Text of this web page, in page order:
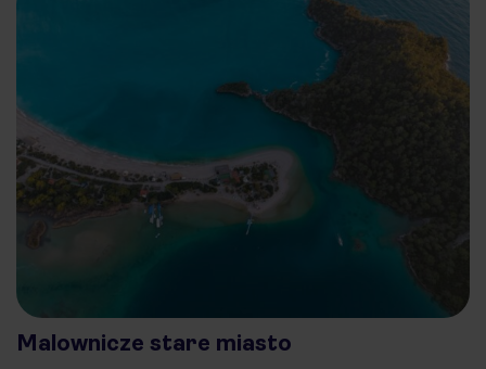
Malownicze stare miasto